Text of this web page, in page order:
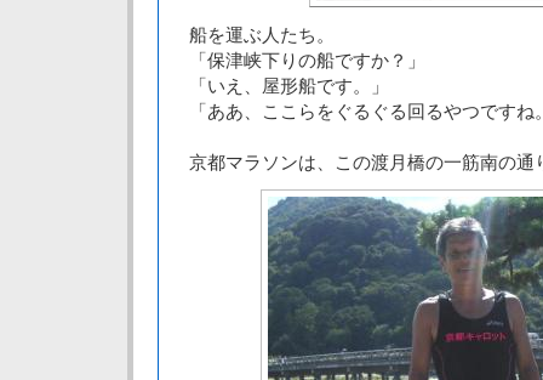
船を運ぶ人たち。
「保津峡下りの船ですか？」
「いえ、屋形船です。」
「ああ、ここらをぐるぐる回るやつですね
京都マラソンは、この渡月橋の一筋南の通